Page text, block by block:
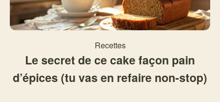
Recettes
Le secret de ce cake façon pain
d’épices (tu vas en refaire non-stop)